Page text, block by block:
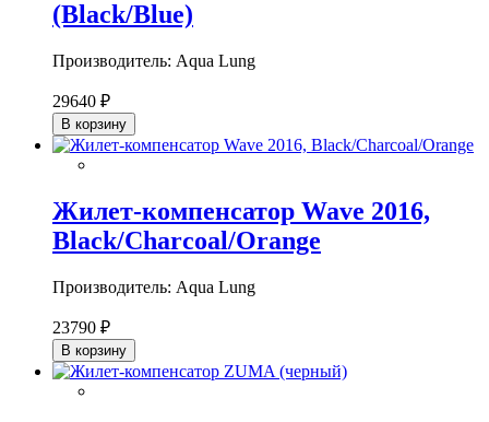
(Black/Blue)
Производитель: Aqua Lung
29640 ₽
В корзину
Жилет-компенсатор Wave 2016,
Black/Charcoal/Orange
Производитель: Aqua Lung
23790 ₽
В корзину